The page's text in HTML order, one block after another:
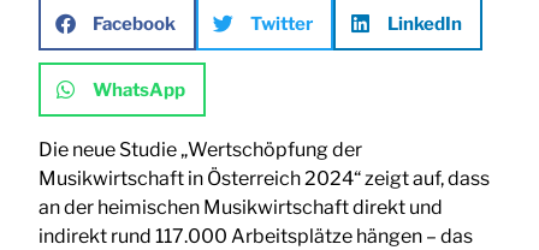
Facebook Twitter LinkedIn
WhatsApp
Die neue Studie „Wertschöpfung der
Musikwirtschaft in Österreich 2024“ zeigt auf, dass
an der heimischen Musikwirtschaft direkt und
indirekt rund 117.000 Arbeitsplätze hängen – das